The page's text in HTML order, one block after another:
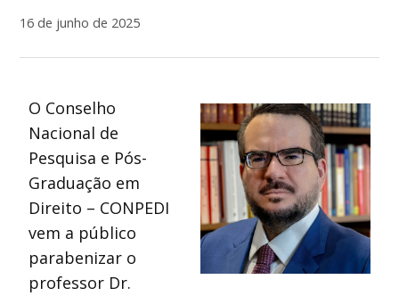
16 de junho de 2025
O Conselho
Nacional de
Pesquisa e Pós-
Graduação em
Direito – CONPEDI
vem a público
parabenizar o
professor Dr.